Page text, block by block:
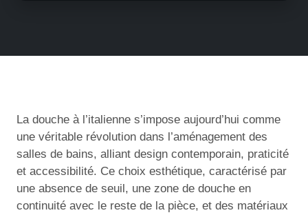
La douche à l’italienne s’impose aujourd’hui comme
une véritable révolution dans l’aménagement des
salles de bains, alliant design contemporain, praticité
et accessibilité. Ce choix esthétique, caractérisé par
une absence de seuil, une zone de douche en
continuité avec le reste de la pièce, et des matériaux